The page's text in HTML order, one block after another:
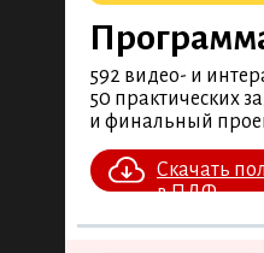
592 видео- и
50 практических
и финальный
Скачать
в ПДФ